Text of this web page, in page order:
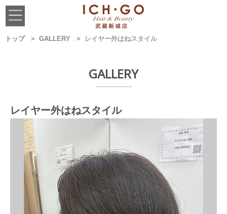
トップ GALLERY レイヤー外はねスタイル
GALLERY
レイヤー外はねスタイル